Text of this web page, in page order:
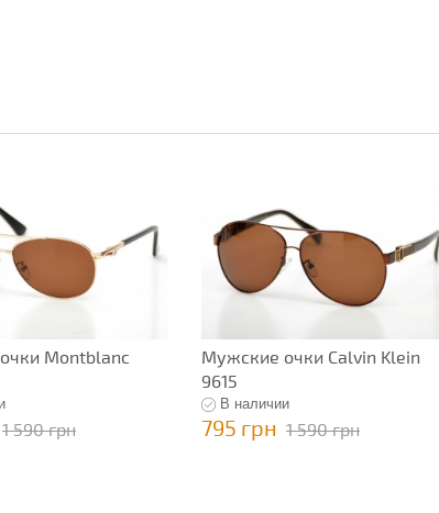
Montblanc
1 590 грн
Мужские очки Calvin Klein
9615
В наличии
795 грн 1 590 грн